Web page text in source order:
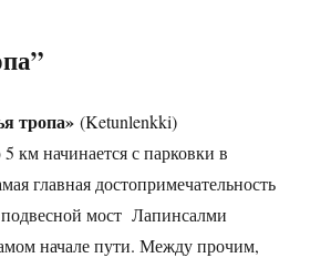
тропа»(Ketunlenkki)
км начинается с парковки в
главная достопримечательность
мост Лапинсалми
начале пути. Между прочим,